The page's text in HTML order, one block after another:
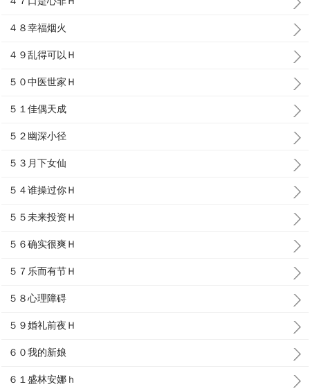
４８幸福烟火
４９乱得可以Ｈ
５０中医世家Ｈ
５１佳偶天成
５２幽深小径
５３月下女仙
５４谁操过你Ｈ
５５未来投资Ｈ
５６确实很爽Ｈ
５７乐而有节Ｈ
５８心理障碍
５９婚礼前夜Ｈ
６０我的新娘
６１盛林安娜ｈ